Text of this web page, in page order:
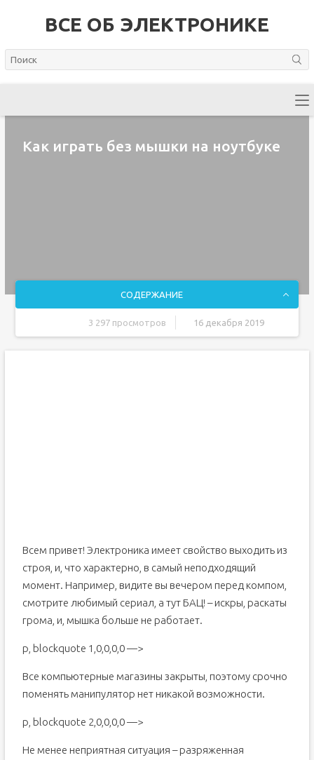
ВСЕ ОБ ЭЛЕКТРОНИКЕ
Как играть без мышки на ноутбуке
СОДЕРЖАНИЕ
3 297 просмотров 16 декабря 2019
Всем привет! Электроника имеет свойство выходить из
строя, и, что характерно, в самый неподходящий
момент. Например, видите вы вечером перед компом,
смотрите любимый сериал, а тут БАЦ! – искры, раскаты
грома, и, мышка больше не работает.
p, blockquote 1,0,0,0,0 —>
Все компьютерные магазины закрыты, поэтому срочно
поменять манипулятор нет никакой возможности.
p, blockquote 2,0,0,0,0 —>
Не менее неприятная ситуация – разряженная